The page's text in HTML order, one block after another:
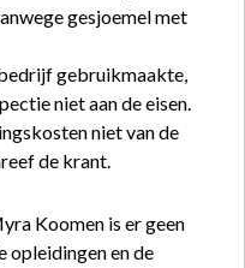
gesjoemel met
gebruikmaakte,
niet aan de eisen.
niet van de
de krant.
Koomen is er geen
opleidingen en de